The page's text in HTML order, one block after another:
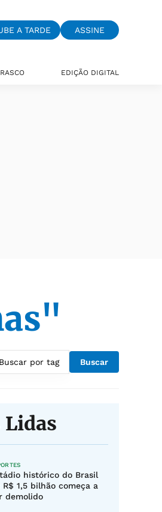
A TARDE ASSINE
EDIÇÃO DIGITAL
Buscar por tag Buscar
histórico do Brasil
R$ 1,5 bilhão começa a
demolido